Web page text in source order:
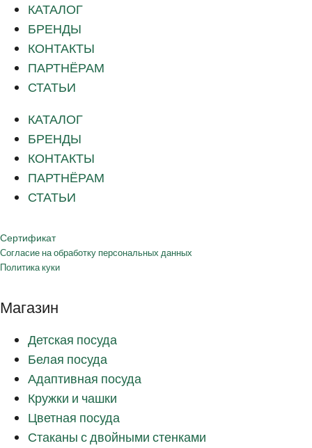
КАТАЛОГ
БРЕНДЫ
КОНТАКТЫ
ПАРТНЁРАМ
СТАТЬИ
КАТАЛОГ
БРЕНДЫ
КОНТАКТЫ
ПАРТНЁРАМ
СТАТЬИ
Сертификат
Согласие на обработку персональных данных
Политика куки
Магазин
Детская посуда
Белая посуда
Адаптивная посуда
Кружки и чашки
Цветная посуда
Стаканы с двойными стенками